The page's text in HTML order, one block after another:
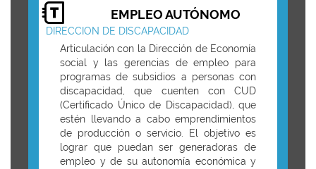
EMPLEO AUTÓNOMO
DIRECCION DE DISCAPACIDAD
Articulación con la Dirección de Economía
social y las gerencias de empleo para
programas de subsidios a personas con
discapacidad, que cuenten con CUD
(Certificado Único de Discapacidad), que
estén llevando a cabo emprendimientos
de producción o servicio. El objetivo es
lograr que puedan ser generadoras de
empleo y de su autonomía económica y